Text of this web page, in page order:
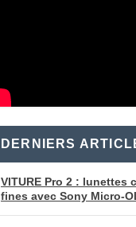
DERNIERS
VITURE Pro 2 : lunettes
fines avec Sony Micro-